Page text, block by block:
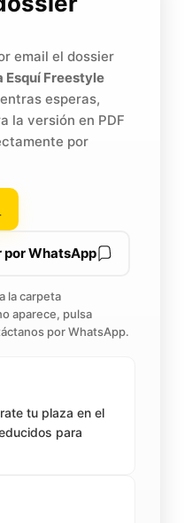
email el dossier
Esquí Freestyle
esperas,
la versión en PDF
por
por WhatsApp
la carpeta
aparece, pulsa
por WhatsApp.
tu plaza en el
para